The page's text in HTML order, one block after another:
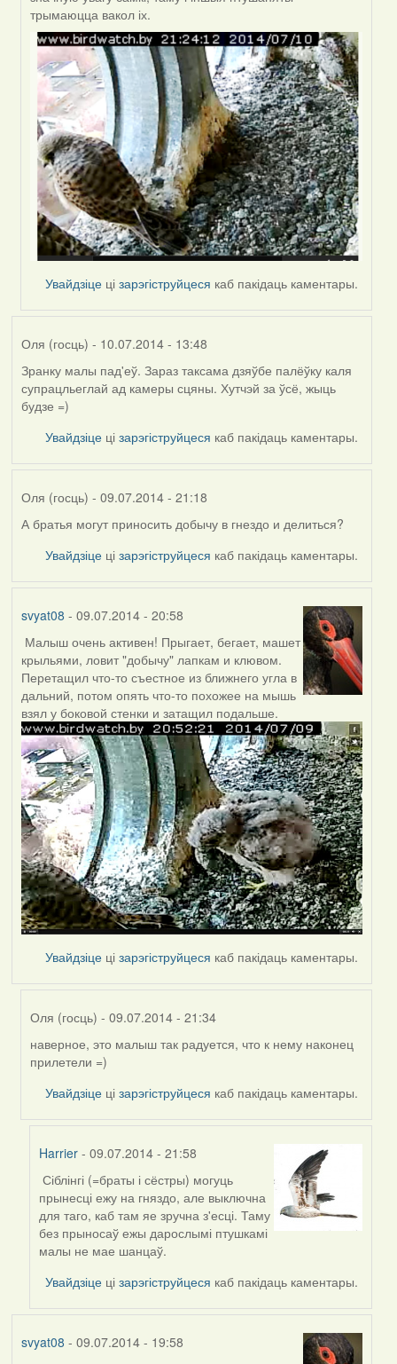
Оля
(госць)
трымаюцца вакол іх.
Увайдзіце цізарэгіструйцеся каб пакідаць каментары.
Оля (госць) - 10.07.2014 - 13:48
Зранку малы пад'еў. Зараз таксама дзяўбе палёўку каля
супрацльеглай ад камеры сцяны. Хутчэй за ўсё, жыць
будзе =)
Увайдзіце цізарэгіструйцеся каб пакідаць каментары.
Оля (госць) - 09.07.2014 - 21:18
А братья могут приносить добычу в гнездо и делиться?
Увайдзіце цізарэгіструйцеся каб пакідаць каментары.
svyat08 - 09.07.2014 - 20:58
Малыш очень активен! Прыгает, бегает, машет
крыльями, ловит "добычу" лапкам и клювом.
Перетащил что-то съестное из ближнего угла в
дальний, потом опять что-то похожее на мышь
взял у боковой стенки и затащил подальше.
Увайдзіце цізарэгіструйцеся каб пакідаць каментары.
Оля (госць) - 09.07.2014 - 21:34
In
reply
svyat08
наверное, это малыш так радуется, что к нему наконец
прилетели =)
Увайдзіце цізарэгіструйцеся каб пакідаць каментары.
Harrier - 09.07.2014 - 21:58
In
reply
to
by
Оля
(госць)
Сіблінгі (=браты і сёстры) могуць
прынесці ежу на гняздо, але выключна
для таго, каб там яе зручна з'есці. Таму
без прыносаў ежы дарослымі птушкамі
малы не мае шанцаў.
Увайдзіце цізарэгіструйцеся каб пакідаць каментары.
svyat08 - 09.07.2014 - 19:58